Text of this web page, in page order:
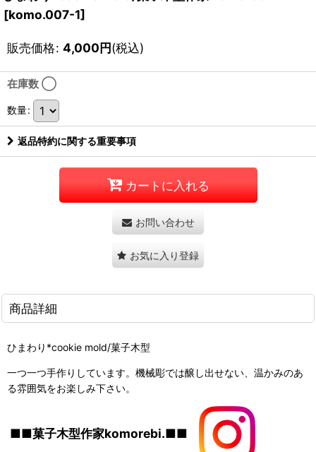
[komo.007-1]
販売価格: 4,000円(税込)
在庫数 ◯
数量:
返品特約に関する重要事項
カートに入れる
お問い合わせ
お気に入り登録
商品詳細
ひまわり*cookie mold/菓子木型
一つ一つ手作りしています。機械彫では醸し出せない、温かみのあ
る雰囲気をお楽しみ下さい。
■■菓子木型作家komorebi.■■